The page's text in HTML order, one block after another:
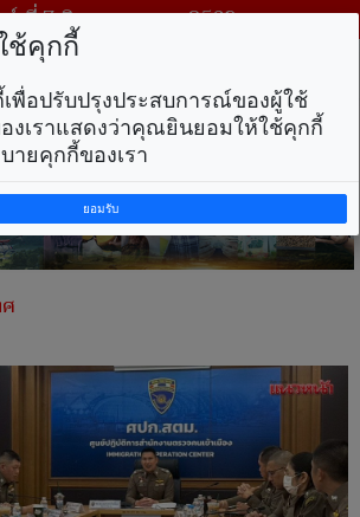
ที่ 7 สิงหาคม พ.ศ. 2569
ช้คุกกี้
พื่อปรับปรุงประสบการณ์ของผู้ใช้
งเราแสดงว่าคุณยินยอมให้ใช้คุกกี้
ายคุกกี้ของเรา
ยอมรับ